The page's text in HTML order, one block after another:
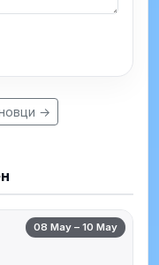
→
08 May – 10 May